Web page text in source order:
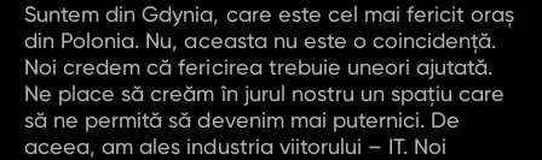
Suntem din Gdynia, care este cel mai fericit oraș
din Polonia. Nu, aceasta nu este o coincidență.
Noi credem că fericirea trebuie uneori ajutată.
Ne place să creăm în jurul nostru un spațiu care
să ne permită să devenim mai puternici. De
aceea, am ales industria viitorului – IT. Noi